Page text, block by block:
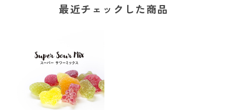
最近チェックした商品